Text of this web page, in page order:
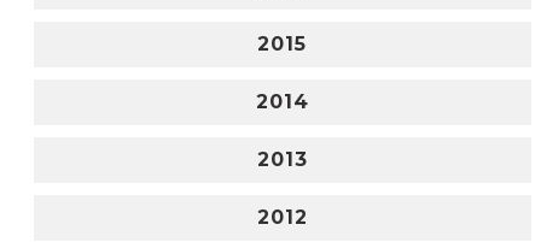
2015
2014
2013
2012